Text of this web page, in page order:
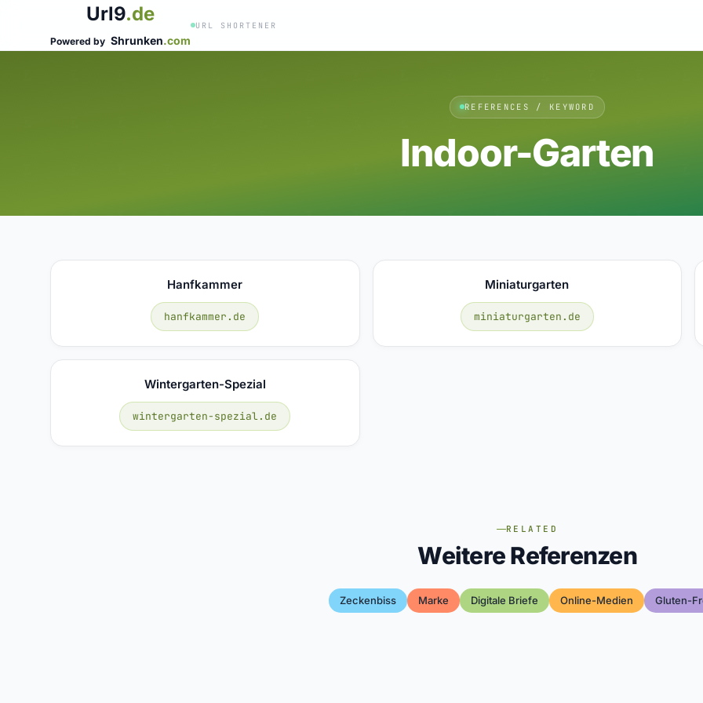
Url9.de
Powered by Shrunken.com
URL SHORTENER
REFERENCES / KEYWORD
Indoor-Garten
Hanfkammer
hanfkammer.de
Miniaturgarten
miniaturgarten.de
Wintergarten-Spezial
wintergarten-spezial.de
RELATED
Weitere Referenzen
Zeckenbiss Marke Digitale Briefe Online-Medien Gluten-